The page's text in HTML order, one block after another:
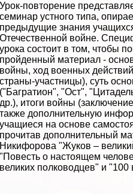
Урок-повторение
семинар устного типа,
предыдущие знания
Отечественной войне.
урока состоит в том, чтобы
пройденный материал -
войны, ход военных
страны-участницы), суть
("Багратион", "Ост",
др.), итоги войны
также дополнительную
учащиеся на основе
прочитав дополнительный
Никифорова "Жуков –
"Повесть о настоящем
великих полководцев" и "100